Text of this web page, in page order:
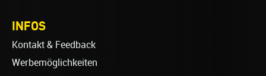
INFOS
Kontakt & Feedback
Werbemöglichkeiten